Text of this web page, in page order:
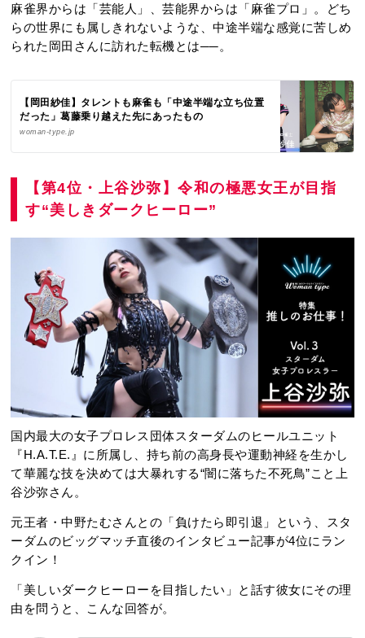
麻雀界からは「芸能人」、芸能界からは「麻雀プロ」。どち
らの世界にも属しきれないような、中途半端な感覚に苦しめ
られた岡田さんに訪れた転機とは──。
【岡田紗佳】タレントも麻雀も「中途半端な立ち位置
だった」葛藤乗り越えた先にあったもの
woman-type.jp
【第4位・上谷沙弥】令和の極悪女王が目指
す“美しきダークヒーロー”
国内最大の女子プロレス団体スターダムのヒールユニット
『H.A.T.E.』に所属し、持ち前の高身長や運動神経を生かし
て華麗な技を決めては大暴れする“闇に落ちた不死鳥”こと上
谷沙弥さん。
元王者・中野たむさんとの「負けたら即引退」という、スタ
ーダムのビッグマッチ直後のインタビュー記事が4位にラン
クイン！
「美しいダークヒーローを目指したい」と話す彼女にその理
由を問うと、こんな回答が。